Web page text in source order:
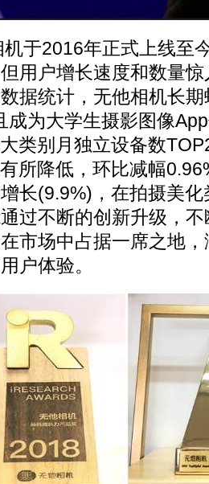
于2016年正式上线至
用户增长速度和数量
据统计，无他相机长
成为大学生摄影图像
类别月独立设备数
所降低，环比减幅
长(9.9%)，在拍摄美
过不断的创新升级，
市场中占据一席之地
户体验。